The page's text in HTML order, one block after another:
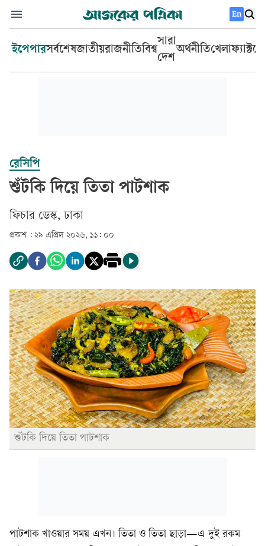
En
ইপেপারসর্বশেষজাতীয়রাজনীতিবিশ্ব
সারা
দেশ
অর্থনীতিখেলা
রেসিপি
শুঁটকি দিয়ে তিতা পাটশাক
ফিচার ডেস্ক, ঢাকা
প্রকাশ : ২৯ এপ্রিল ২০২৬, ১১: ০০
শুঁটকি দিয়ে তিতা পাটশাক
পাটশাক খাওয়ার সময় এখন। তিতা ও তিতা ছাড়া—এ দুই রকম